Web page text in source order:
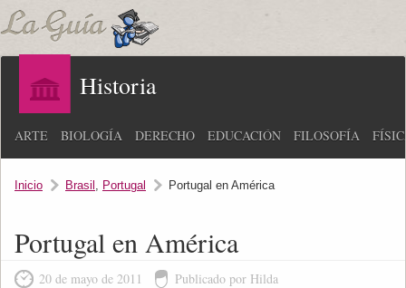
Historia
ARTE BIOLOGÍA DERECHO EDUCACIÓN FILOSOFÍA
Inicio Brasil , Portugal Portugal en América
Portugal en América
20 de mayo de 2011 Publicado por Hilda